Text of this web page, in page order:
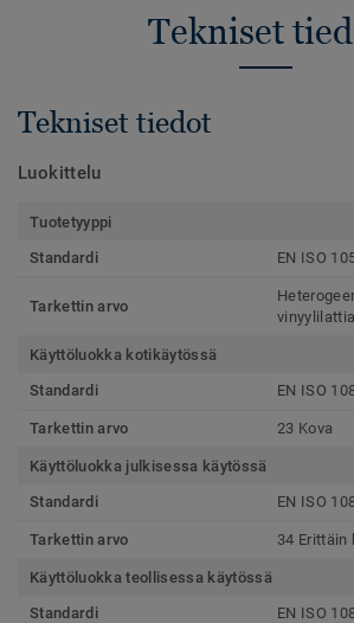
Tekniset
Tekniset tiedot
Luokittelu
Tuotetyyppi
Standardi
EN ISO
Tarkettin arvo
Käyttöluokka kotikäytössä
Standardi
EN ISO
Tarkettin arvo 23 Kova
Käyttöluokka julkisessa käytössä
Standardi
EN ISO
Tarkettin arvo 34 Erittäin
Käyttöluokka teollisessa käytössä
Standardi
EN ISO